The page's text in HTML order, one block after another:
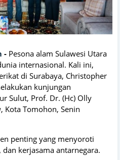
- Pesona alam Sulawesi Utara
internasional. Kali ini,
di Surabaya, Christopher
kunjungan
Sulut, Prof. Dr. (Hc) Olly
Kota Tomohon, Senin
penting yang menyoroti
kerjasama antarnegara.